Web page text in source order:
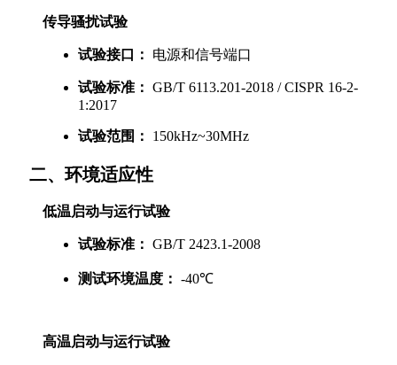
传导骚扰试验
试验接口： 电源和信号端口
试验标准： GB/T 6113.201-2018 / CISPR 16-2-
1:2017
试验范围： 150kHz~30MHz
二、环境适应性
低温启动与运行试验
试验标准： GB/T 2423.1-2008
测试环境温度： -40℃
高温启动与运行试验